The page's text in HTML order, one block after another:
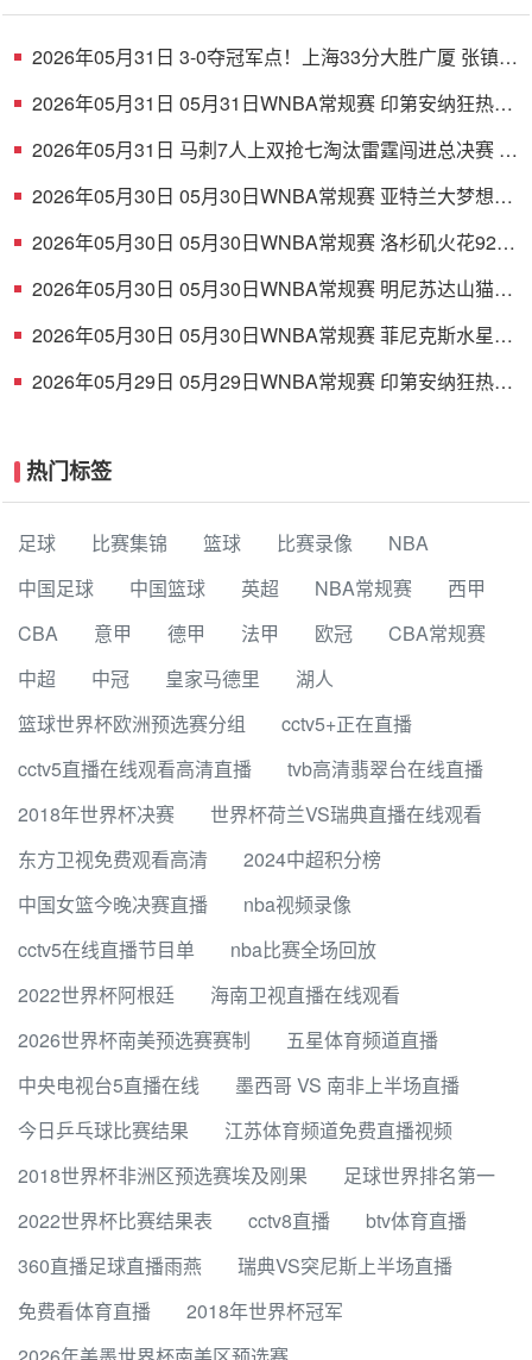
2026年05月31日 3-0夺冠军点！上海33分大胜广厦 张镇麟
2026年05月31日 05月31日WNBA常规赛 印第安纳狂热84
2026年05月31日 马刺7人上双抢七淘汰雷霆闯进总决赛 文
2026年05月30日 05月30日WNBA常规赛 亚特兰大梦想
2026年05月30日 05月30日WNBA常规赛 洛杉矶火花92-
2026年05月30日 05月30日WNBA常规赛 明尼苏达山猫
2026年05月30日 05月30日WNBA常规赛 菲尼克斯水星
2026年05月29日 05月29日WNBA常规赛 印第安纳狂热
热门标签
足球 比赛集锦 篮球 比赛录像
NBA
中国足球
中国篮球 英超 NBA常规赛
西甲
CBA
意甲 德甲 法甲 欧冠
CBA常规赛
中超
中冠 皇家马德里
湖人
篮球世界杯欧洲预选赛分组
cctv5+正在直播
cctv5直播在线观看高清直播
tvb高清翡翠台在线直播
2018年世界杯决赛
世界杯荷兰VS瑞典直播在线观看
东方卫视免费观看高清
2024中超积分榜
中国女篮今晚决赛直播
nba视频录像
cctv5在线直播节目单
nba比赛全场回放
2022世界杯阿根廷
海南卫视直播在线观看
2026世界杯南美预选赛赛制
五星体育频道直播
中央电视台5直播在线
墨西哥 VS 南非上半场直播
今日乒乓球比赛结果
江苏体育频道免费直播视频
2018世界杯非洲区预选赛埃及刚果
足球世界排名第一
2022世界杯比赛结果表
cctv8直播
btv体育直播
360直播足球直播雨燕
瑞典VS突尼斯上半场直播
免费看体育直播
2018年世界杯冠军